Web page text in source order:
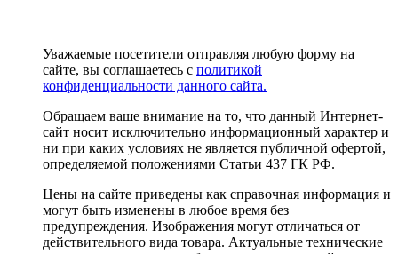
Уважаемые посетители отправляя любую форму на
сайте, вы соглашаетесь с политикой
конфиденциальности данного сайта.
Обращаем ваше внимание на то, что данный Интернет-
сайт носит исключительно информационный характер и
ни при каких условиях не является публичной офертой,
определяемой положениями Статьи 437 ГК РФ.
Цены на сайте приведены как справочная информация и
могут быть изменены в любое время без
предупреждения. Изображения могут отличаться от
действительного вида товара. Актуальные технические